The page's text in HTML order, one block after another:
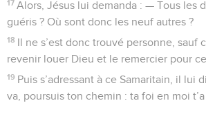
17 Alors, Jésus lui demanda : — Tous les
guéris ? Où sont donc les neuf autres ?
18 Il ne s’est donc trouvé personne, sauf
revenir louer Dieu et le remercier pour
19 Puis s’adressant à ce Samaritain, il lui
va, poursuis ton chemin : ta foi en moi t’a